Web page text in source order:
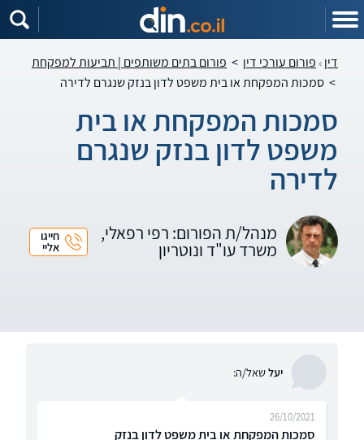
דין פורום עורכי דין > פורום בתים משותפים | תביעות למפקחת
> סמכות המפקחת או בית משפט לדון בנזק שנגרם לדירה
סמכות המפקחת או בית
משפט לדון בנזק שנגרם
לדירה
מנהל/ת הפורום: רפי רפאלי,
משרד עו"ד ונוטריון
חייגו
אליי
יעלשאל/ה:
סמכות המפקחת או בית משפט לדון בנזק
26/10/2021